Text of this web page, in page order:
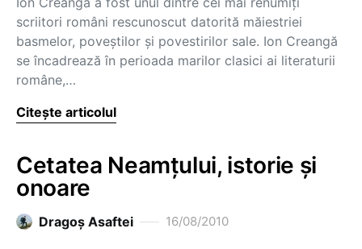
scriitori români rescunoscut datorită măiestriei
basmelor, poveştilor şi povestirilor sale. Ion Creangă
se încadrează în perioada marilor clasici ai literaturii
române,…
Citește articolul
Cetatea Neamţului, istorie şi
onoare
Dragoş Asaftei 16/08/2010